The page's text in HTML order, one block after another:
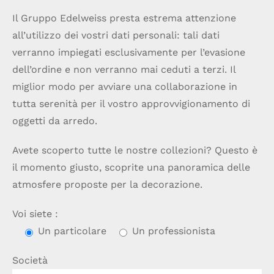
Il Gruppo Edelweiss presta estrema attenzione
all’utilizzo dei vostri dati personali: tali dati
verranno impiegati esclusivamente per l’evasione
dell’ordine e non verranno mai ceduti a terzi. Il
miglior modo per avviare una collaborazione in
tutta serenità per il vostro approvvigionamento di
oggetti da arredo.
Avete scoperto tutte le nostre collezioni? Questo è
il momento giusto, scoprite una panoramica delle
atmosfere proposte per la decorazione.
Voi siete :
Un particolare
Un professionista
Società